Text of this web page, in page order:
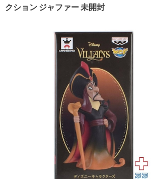
クション ジャファー 未開封